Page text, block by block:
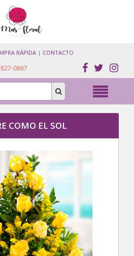
RÁPIDA | CONTACTO
0867
COMO EL SOL